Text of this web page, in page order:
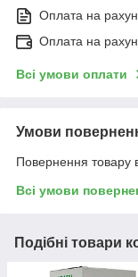
Оплата на
Оплата на
Всі умови оплати
Умови
Повернення товару
Всі умови
Подібні товари